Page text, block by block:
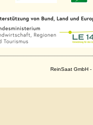
ReinSaat GmbH